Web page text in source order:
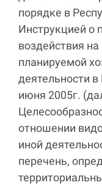
порядке в
Инструкцией о
воздействия
планируемой
деятельности
июня 2005г.
отношении
иной
перечень,